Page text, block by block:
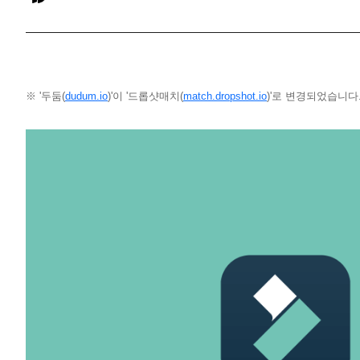
※ '두둠(dudum.io)'이 '드롭샷매치(match.dropshot.io)'로 변경되었습니